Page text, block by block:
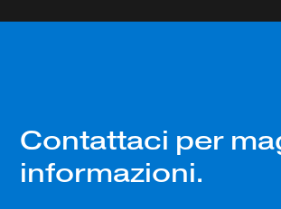
Contattaci per
informazioni.